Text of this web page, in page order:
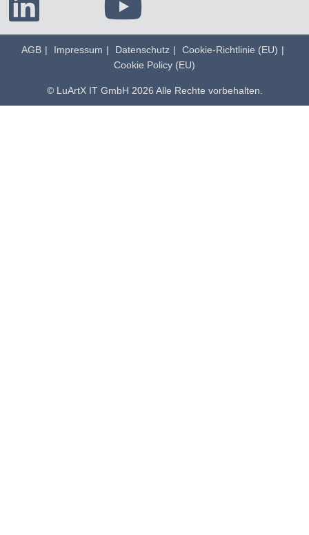
AGB Impressum Datenschutz
Cookie-Richtlinie (EU)
Cookie Policy (EU)
© LuArtX IT GmbH 2026 Alle Rechte vorbehalten.